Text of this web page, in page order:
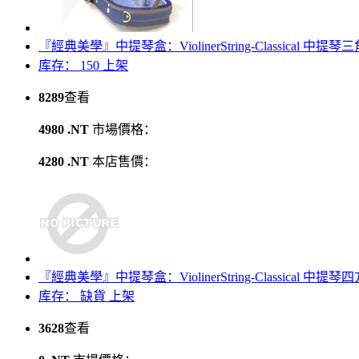
『經典美學』中提琴盒：ViolinerString-Classical 中提琴
库存： 150
上架
8289查看
4980 .NT 市場價格：
4280 .NT 本店售價：
『經典美學』中提琴盒：ViolinerString-Classical 中提琴四
库存： 缺貨 上架
3628查看